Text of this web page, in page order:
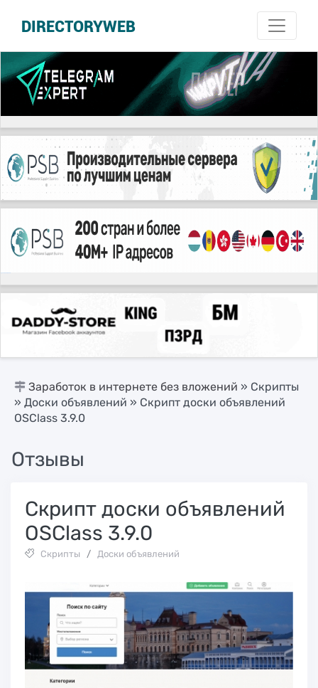
DIRECTORYWEB
Заработок в интернете без вложений » Скрипты
» Доски объявлений » Cкрипт доски объявлений
OSClass 3.9.0
Отзывы
Cкрипт доски объявлений
OSClass 3.9.0
Скрипты / Доски объявлений